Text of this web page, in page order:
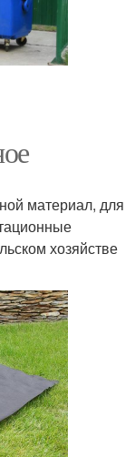
материал, для
хозяйстве